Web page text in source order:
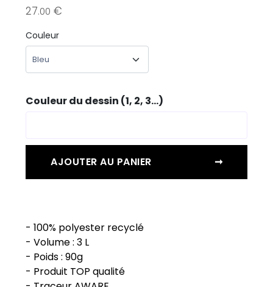
27.00 €
Couleur
Couleur du dessin (1, 2, 3...)
AJOUTER AU PANIER ➞
- 100% polyester recyclé
- Volume : 3 L
- Poids : 90g
- Produit TOP qualité